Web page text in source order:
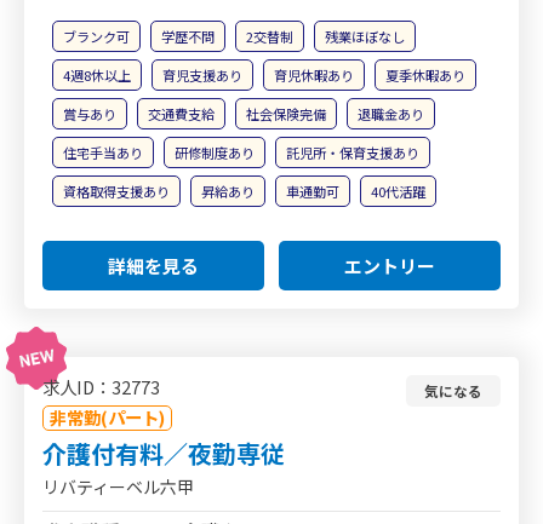
ブランク可 学歴不問 2交替制
残業ほぼなし
4週8休以上
育児支援あり 育児休暇あり
夏季休暇あり
賞与あり
交通費支給 社会保険完備
退職金あり
住宅手当あり
研修制度あり
託児所・保育支援あり
資格取得支援あり
昇給あり 車通勤可 40代活躍
詳細を見る エントリー
求人ID：32773
非常勤(パート)
気になる
介護付有料／夜勤専従
リバティーベル六甲